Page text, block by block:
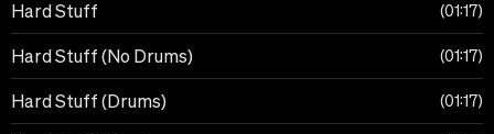
Hard Stuff 01:17
Hard Stuff (No Drums) 01:17
Hard Stuff (Drums) 01:17